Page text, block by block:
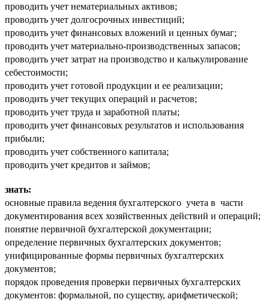
проводить учет нематериальных активов;
проводить учет долгосрочных инвестиций;
проводить учет финансовых вложений и ценных бумаг;
проводить учет материально-производственных запасов;
проводить учет затрат на производство и калькулирование
себестоимости;
проводить учет готовой продукции и ее реализации;
проводить учет текущих операций и расчетов;
проводить учет труда и заработной платы;
проводить учет финансовых результатов и использования
прибыли;
проводить учет собственного капитала;
проводить учет кредитов и займов;
знать:
основные правила ведения бухгалтерского учета в части
документирования всех хозяйственных действий и операций;
понятие первичной бухгалтерской документации;
определение первичных бухгалтерских документов;
унифицированные формы первичных бухгалтерских
документов;
порядок проведения проверки первичных бухгалтерских
документов: формальной, по существу, арифметической;